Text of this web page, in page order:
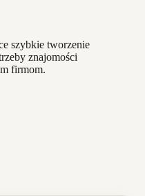
szybkie tworzenie
znajomości
firmom.